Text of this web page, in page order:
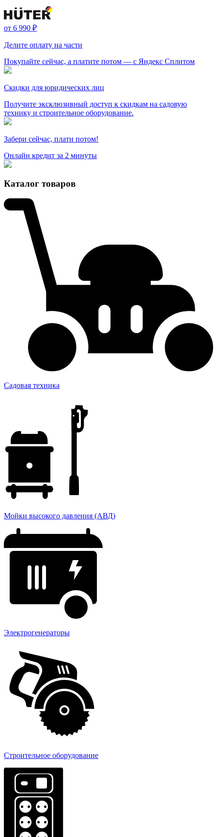
от 6 990 ₽
Делите оплату на части
Покупайте сейчас, а платите потом — с Яндекс Сплитом
Скидки для юридических лиц
Получите эксклюзивный доступ к скидкам на садовую
технику и строительное оборудование.
Забери сейчас, плати потом!
Онлайн кредит за 2 минуты
Каталог товаров
Садовая техника
Мойки высокого давления (АВД)
Электрогенераторы
Строительное оборудование